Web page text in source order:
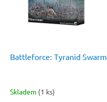
Battleforce: Tyranid Swarm
Skladem (1 ks)